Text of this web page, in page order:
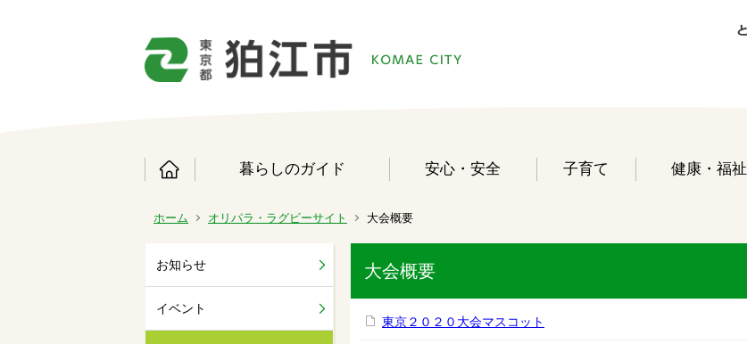
暮らしのガイド 安心・安全 子育て 健康・福祉
ホーム オリパラ・ラグビーサイト 大会概要
お知らせ
イベント
大会概要
東京２０２０大会マスコット